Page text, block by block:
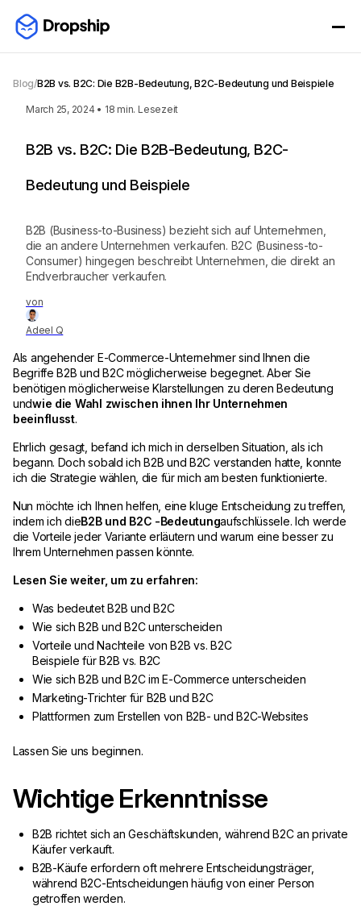
Blog/B2B vs. B2C: Die B2B-Bedeutung, B2C-Bedeutung und Beispiele
March 25, 2024 • 18 min. Lesezeit
von
Adeel Q
B2B vs. B2C: Die B2B-Bedeutung, B2C-
Bedeutung und Beispiele
B2B (Business-to-Business) bezieht sich auf Unternehmen,
die an andere Unternehmen verkaufen. B2C (Business-to-
Consumer) hingegen beschreibt Unternehmen, die direkt an
Endverbraucher verkaufen.
Als angehender E-Commerce-Unternehmer sind Ihnen die
Begriffe B2B und B2C möglicherweise begegnet. Aber Sie
benötigen möglicherweise Klarstellungen zu deren Bedeutung
undwie die Wahl zwischen ihnen Ihr Unternehmen
beeinflusst.
Ehrlich gesagt, befand ich mich in derselben Situation, als ich
begann. Doch sobald ich B2B und B2C verstanden hatte, konnte
ich die Strategie wählen, die für mich am besten funktionierte.
Nun möchte ich Ihnen helfen, eine kluge Entscheidung zu treffen,
indem ich dieB2B und B2C -Bedeutungaufschlüssele. Ich werde
die Vorteile jeder Variante erläutern und warum eine besser zu
Ihrem Unternehmen passen könnte.
Lesen Sie weiter, um zu erfahren:
Was bedeutet B2B und B2C
Wie sich B2B und B2C unterscheiden
Vorteile und Nachteile von B2B vs. B2C
Beispiele für B2B vs. B2C
Wie sich B2B und B2C im E-Commerce unterscheiden
Marketing-Trichter für B2B und B2C
Plattformen zum Erstellen von B2B- und B2C-Websites
Lassen Sie uns beginnen.
Wichtige Erkenntnisse
B2B richtet sich an Geschäftskunden, während B2C an private
Käufer verkauft.
B2B-Käufe erfordern oft mehrere Entscheidungsträger,
während B2C-Entscheidungen häufig von einer Person
getroffen werden.